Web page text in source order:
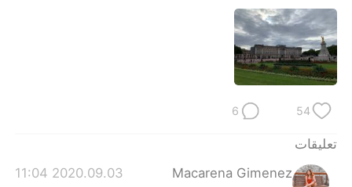
Türkçe Tiếng Việt
54
6
تعليقات
Macarena Gimenez
2020.09.03 11:04